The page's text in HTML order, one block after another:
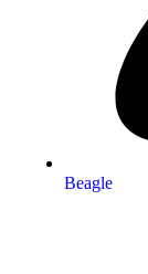
Beagle